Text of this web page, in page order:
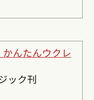
んたんウクレ
ック刊